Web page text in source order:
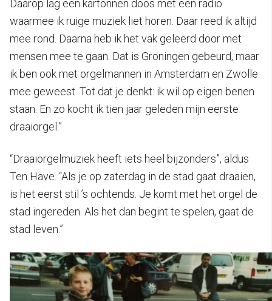
Daarop lag een kartonnen doos met een radio
waarmee ik ruige muziek liet horen. Daar reed ik altijd
mee rond. Daarna heb ik het vak geleerd door met
mensen mee te gaan. Dat is Groningen gebeurd, maar
ik ben ook met orgelmannen in Amsterdam en Zwolle
mee geweest. Tot dat je denkt: ik wil op eigen benen
staan. En zo kocht ik tien jaar geleden mijn eerste
draaiorgel.”
“Draaiorgelmuziek heeft iets heel bijzonders”, aldus
Ten Have. “Als je op zaterdag in de stad gaat draaien,
is het eerst stil ’s ochtends. Je komt met het orgel de
stad ingereden. Als het dan begint te spelen, gaat de
stad leven.”